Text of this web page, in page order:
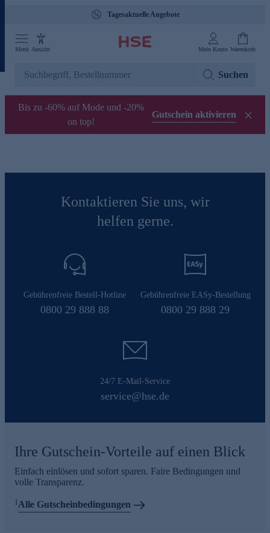
Tagesaktuelle Angebote
Menü Ansicht Mein Konto Warenkorb
Suchen
Bis zu -60% auf Mode und -20%
on top!
Gutschein aktivieren
Kontaktieren Sie uns, wir
helfen gerne.
Gebührenfreie Bestell-Hotline
0800 29 888 88
Gebührenfreie EASy-Bestellung
0800 29 888 29
24/7 E-Mail-Service
service@hse.de
Ihre Gutschein-Vorteile auf einen Blick
Einfach einlösen und sofort sparen. Faire Bedingungen und
volle Transparenz.
1Alle Gutscheinbedingungen